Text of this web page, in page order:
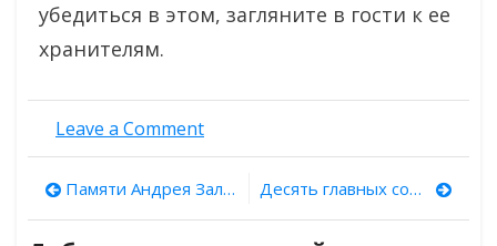
убедиться в этом, загляните в гости к ее
хранителям.
Leave a Commenton
наследия»:
проект
Навигация
по
Памяти Андрея Зализняка Десять главных событий по версии Института археологии РАН